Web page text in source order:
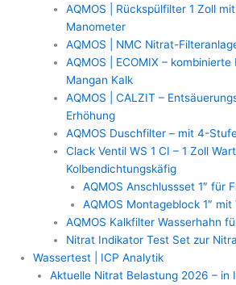
AQMOS | Rückspülfilter 1 Zoll
Manometer
AQMOS | NMC Nitrat-
AQMOS | ECOMIX –
Mangan Kalk
AQMOS | CALZIT –
Erhöhung
AQMOS Duschfilter – mit 4-
Clack Ventil WS 1 CI – 1 Zoll
Kolbendichtungskäfig
AQMOS Anschlussset 1″ für
AQMOS Montageblock 1″
AQMOS Kalkfilter Wasserhahn
Nitrat Indikator Test Set zur
Wassertest | ICP Analytik
Aktuelle Nitrat Belastung 2026 – in